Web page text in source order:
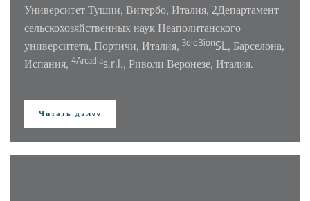
Университет Тушии, Витербо, Италия, 2Департамент
сельскохозяйственных наук Неаполитанского
университета, Портичи, Италия, 3oloBionSL, Барселона,
Испания, 4Arcadias.r.l., Риволи Веронезе, Италия.
Читать далее